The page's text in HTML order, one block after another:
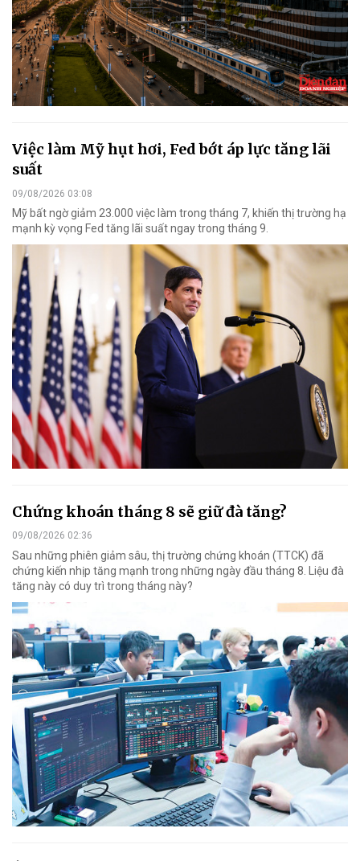
Việc làm Mỹ hụt hơi, Fed bớt áp lực tăng lãi
suất
09/08/2026 03:08
Mỹ bất ngờ giảm 23.000 việc làm trong tháng 7, khiến thị trường hạ
mạnh kỳ vọng Fed tăng lãi suất ngay trong tháng 9.
Chứng khoán tháng 8 sẽ giữ đà tăng?
09/08/2026 02:36
Sau những phiên giảm sâu, thị trường chứng khoán (TTCK) đã
chứng kiến nhịp tăng mạnh trong những ngày đầu tháng 8. Liệu đà
tăng này có duy trì trong tháng này?